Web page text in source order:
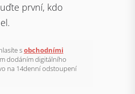
první, kdo
sobchodními
dodáním digitálního
na 14denní odstoupení